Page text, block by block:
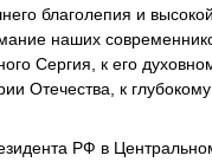
благолепия и
наших
Сергия, к его
Отечества, к
РФ в